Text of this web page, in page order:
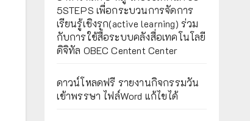
5STEPS เพื่อกระบวนการจัดการ
เรียนรู้เชิงรุก(active learning) ร่วม
กับการใช้สื่อระบบคลังสื่อเทคโนโลยี
ดิจิทัล OBEC Centent Center
ดาวน์โหลดฟรี รายงานกิจกรรมวัน
เข้าพรรษา ไฟล์Word แก้ไขได้